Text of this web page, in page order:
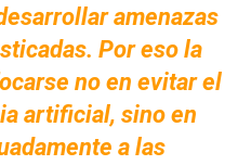
amenazas
Por eso la
no en evitar el
artificial, sino en
a las